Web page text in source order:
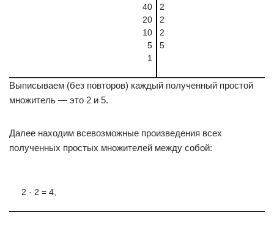
40
20
10
5
1
2
2
2
5
Выписываем (без повторов) каждый полученный простой
множитель — это 2 и 5.
Далее находим всевозможные произведения всех
полученных простых множителей между собой:
2 · 2 = 4,